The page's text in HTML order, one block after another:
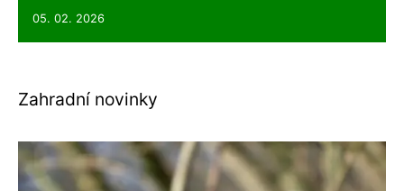
05. 02. 2026
Zahradní novinky